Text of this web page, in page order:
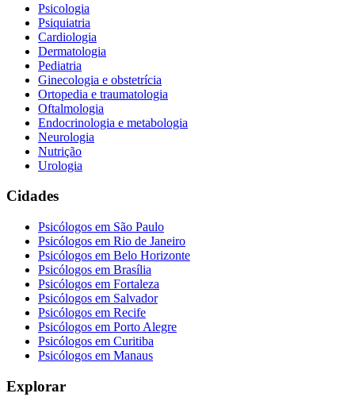
Psicologia
Psiquiatria
Cardiologia
Dermatologia
Pediatria
Ginecologia e obstetrícia
Ortopedia e traumatologia
Oftalmologia
Endocrinologia e metabologia
Neurologia
Nutrição
Urologia
Cidades
Psicólogos em São Paulo
Psicólogos em Rio de Janeiro
Psicólogos em Belo Horizonte
Psicólogos em Brasília
Psicólogos em Fortaleza
Psicólogos em Salvador
Psicólogos em Recife
Psicólogos em Porto Alegre
Psicólogos em Curitiba
Psicólogos em Manaus
Explorar